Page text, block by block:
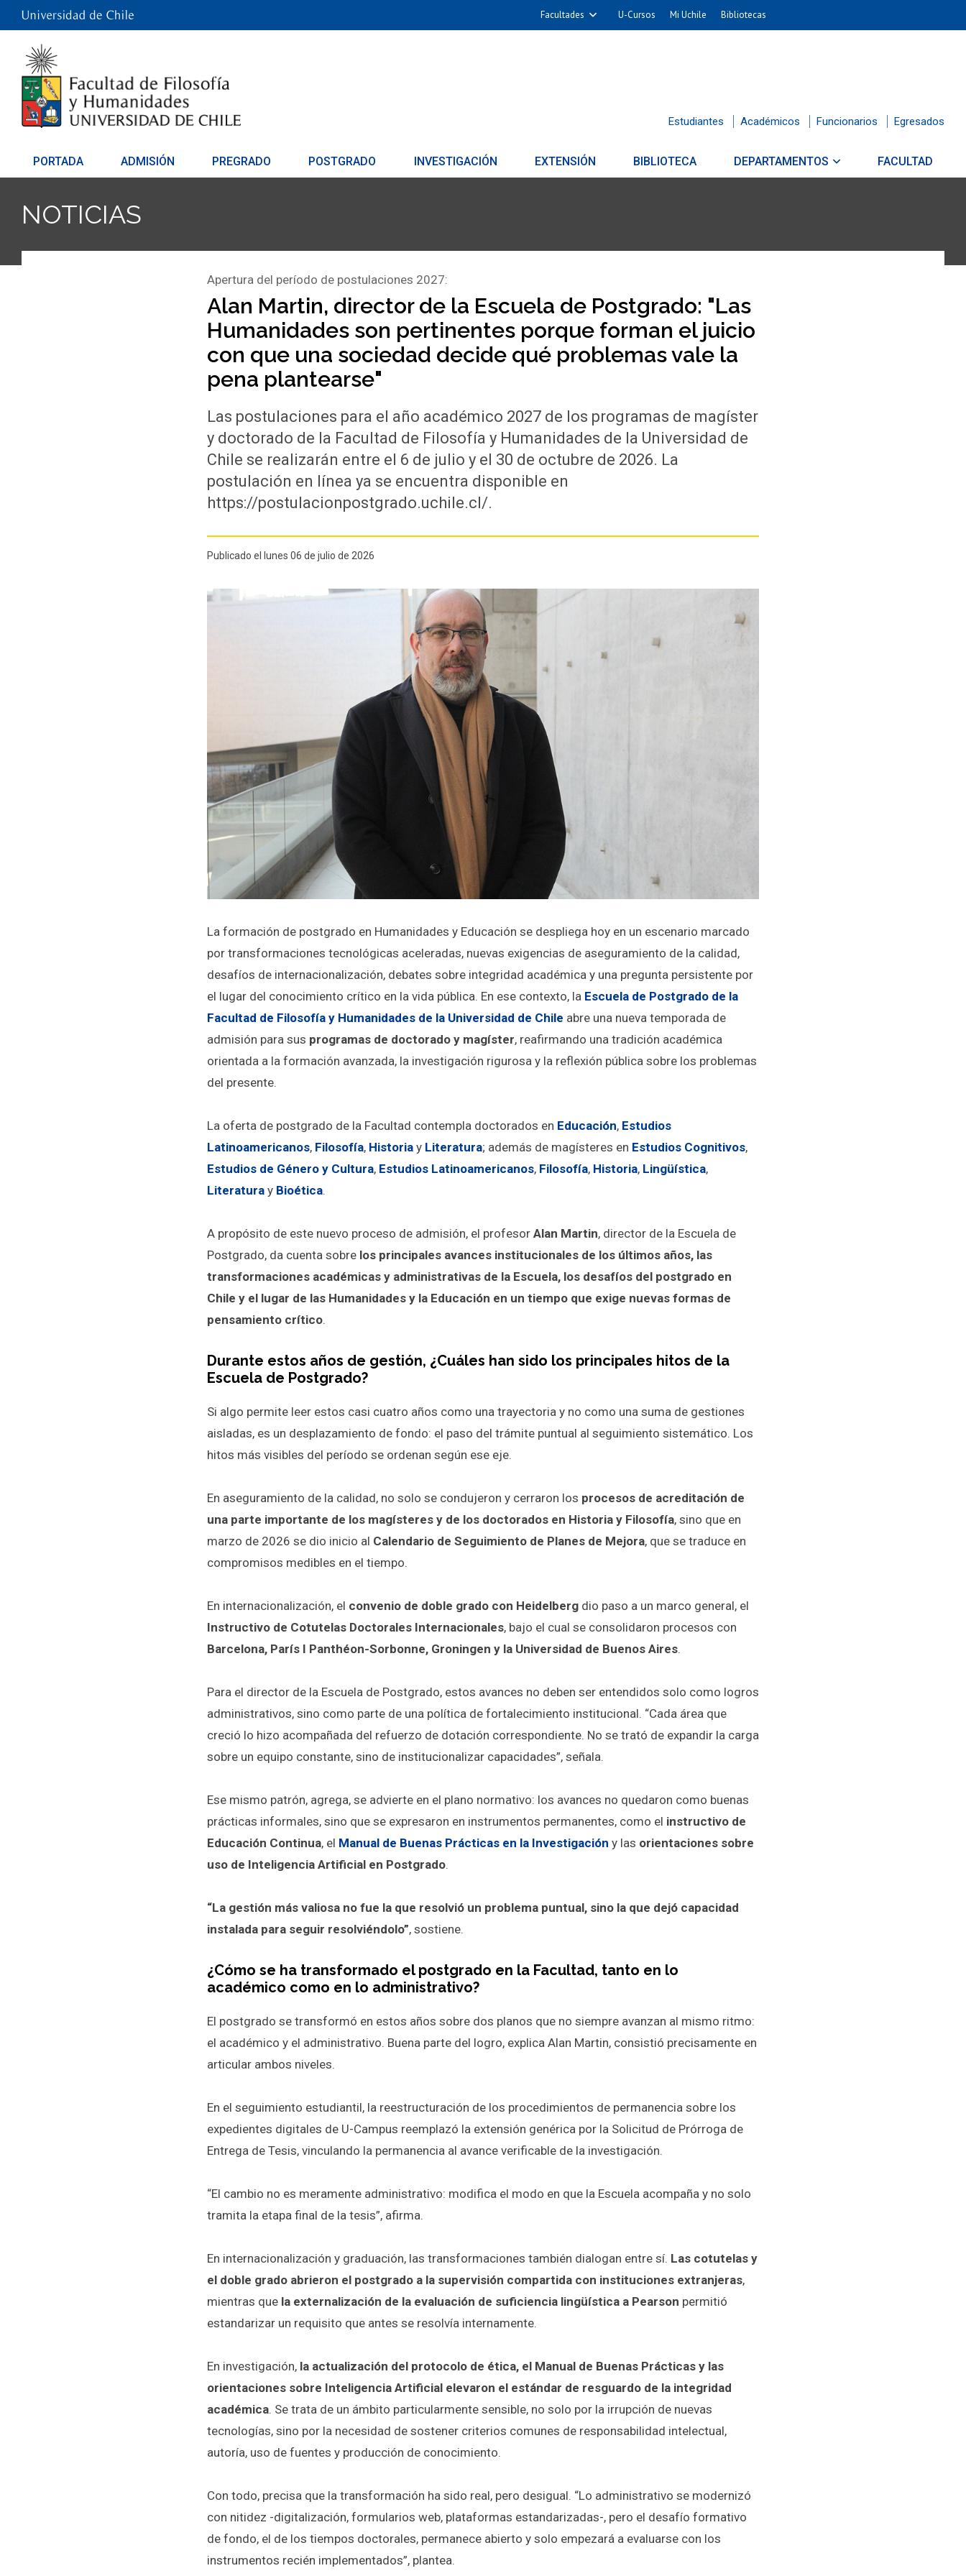
Facultades U-Cursos Mi Uchile Bibliotecas
Estudiantes Académicos Funcionarios Egresados
PORTADA ADMISIÓN PREGRADO POSTGRADO INVESTIGACIÓN EXTENSIÓN BIBLIOTECA DEPARTAMENTOS FACULTAD
NOTICIAS
Apertura del período de postulaciones 2027:
Alan Martin, director de la Escuela de Postgrado: "Las
Humanidades son pertinentes porque forman el juicio
con que una sociedad decide qué problemas vale la
pena plantearse"
Las postulaciones para el año académico 2027 de los programas de magíster
y doctorado de la Facultad de Filosofía y Humanidades de la Universidad de
Chile se realizarán entre el 6 de julio y el 30 de octubre de 2026. La
postulación en línea ya se encuentra disponible en
https://postulacionpostgrado.uchile.cl/.
Publicado el lunes 06 de julio de 2026
La formación de postgrado en Humanidades y Educación se despliega hoy en un escenario marcado
por transformaciones tecnológicas aceleradas, nuevas exigencias de aseguramiento de la calidad,
desafíos de internacionalización, debates sobre integridad académica y una pregunta persistente por
el lugar del conocimiento crítico en la vida pública. En ese contexto, la Escuela de Postgrado de la
Facultad de Filosofía y Humanidades de la Universidad de Chile abre una nueva temporada de
admisión para sus programas de doctorado y magíster, reafirmando una tradición académica
orientada a la formación avanzada, la investigación rigurosa y la reflexión pública sobre los problemas
del presente.
La oferta de postgrado de la Facultad contempla doctorados en Educación, Estudios
Latinoamericanos, Filosofía, Historia y Literatura; además de magísteres en Estudios Cognitivos,
Estudios de Género y Cultura, Estudios Latinoamericanos, Filosofía, Historia, Lingüística,
Literatura y Bioética.
A propósito de este nuevo proceso de admisión, el profesor Alan Martin, director de la Escuela de
Postgrado, da cuenta sobre los principales avances institucionales de los últimos años, las
transformaciones académicas y administrativas de la Escuela, los desafíos del postgrado en
Chile y el lugar de las Humanidades y la Educación en un tiempo que exige nuevas formas de
pensamiento crítico.
Durante estos años de gestión, ¿Cuáles han sido los principales hitos de la
Escuela de Postgrado?
Si algo permite leer estos casi cuatro años como una trayectoria y no como una suma de gestiones
aisladas, es un desplazamiento de fondo: el paso del trámite puntual al seguimiento sistemático. Los
hitos más visibles del período se ordenan según ese eje.
En aseguramiento de la calidad, no solo se condujeron y cerraron los procesos de acreditación de
una parte importante de los magísteres y de los doctorados en Historia y Filosofía, sino que en
marzo de 2026 se dio inicio al Calendario de Seguimiento de Planes de Mejora, que se traduce en
compromisos medibles en el tiempo.
En internacionalización, el convenio de doble grado con Heidelberg dio paso a un marco general, el
Instructivo de Cotutelas Doctorales Internacionales, bajo el cual se consolidaron procesos con
Barcelona, París I Panthéon-Sorbonne, Groningen y la Universidad de Buenos Aires.
Para el director de la Escuela de Postgrado, estos avances no deben ser entendidos solo como logros
administrativos, sino como parte de una política de fortalecimiento institucional. “Cada área que
creció lo hizo acompañada del refuerzo de dotación correspondiente. No se trató de expandir la carga
sobre un equipo constante, sino de institucionalizar capacidades”, señala.
Ese mismo patrón, agrega, se advierte en el plano normativo: los avances no quedaron como buenas
prácticas informales, sino que se expresaron en instrumentos permanentes, como el instructivo de
Educación Continua, el Manual de Buenas Prácticas en la Investigación y las orientaciones sobre
uso de Inteligencia Artificial en Postgrado.
“La gestión más valiosa no fue la que resolvió un problema puntual, sino la que dejó capacidad
instalada para seguir resolviéndolo”, sostiene.
¿Cómo se ha transformado el postgrado en la Facultad, tanto en lo
académico como en lo administrativo?
El postgrado se transformó en estos años sobre dos planos que no siempre avanzan al mismo ritmo:
el académico y el administrativo. Buena parte del logro, explica Alan Martin, consistió precisamente en
articular ambos niveles.
En el seguimiento estudiantil, la reestructuración de los procedimientos de permanencia sobre los
expedientes digitales de U-Campus reemplazó la extensión genérica por la Solicitud de Prórroga de
Entrega de Tesis, vinculando la permanencia al avance verificable de la investigación.
“El cambio no es meramente administrativo: modifica el modo en que la Escuela acompaña y no solo
tramita la etapa final de la tesis”, afirma.
En internacionalización y graduación, las transformaciones también dialogan entre sí. Las cotutelas y
el doble grado abrieron el postgrado a la supervisión compartida con instituciones extranjeras,
mientras que la externalización de la evaluación de suficiencia lingüística a Pearson permitió
estandarizar un requisito que antes se resolvía internamente.
En investigación, la actualización del protocolo de ética, el Manual de Buenas Prácticas y las
orientaciones sobre Inteligencia Artificial elevaron el estándar de resguardo de la integridad
académica. Se trata de un ámbito particularmente sensible, no solo por la irrupción de nuevas
tecnologías, sino por la necesidad de sostener criterios comunes de responsabilidad intelectual,
autoría, uso de fuentes y producción de conocimiento.
Con todo, precisa que la transformación ha sido real, pero desigual. “Lo administrativo se modernizó
con nitidez -digitalización, formularios web, plataformas estandarizadas-, pero el desafío formativo
de fondo, el de los tiempos doctorales, permanece abierto y solo empezará a evaluarse con los
instrumentos recién implementados”, plantea.